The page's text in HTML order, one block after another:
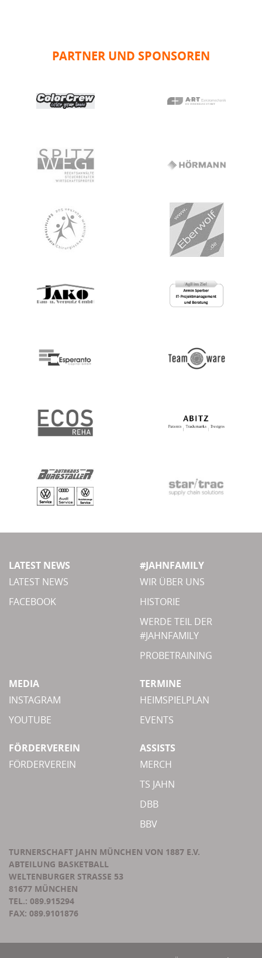
PARTNER UND SPONSOREN
LATEST NEWS
LATEST NEWS
FACEBOOK
#JAHNFAMILY
WIR ÜBER UNS
HISTORIE
WERDE TEIL DER
#JAHNFAMILY
PROBETRAINING
MEDIA
INSTAGRAM
YOUTUBE
TERMINE
HEIMSPIELPLAN
EVENTS
FÖRDERVEREIN
FÖRDERVEREIN
ASSISTS
MERCH
TS JAHN
DBB
BBV
TURNERSCHAFT JAHN MÜNCHEN VON 1887 E.V.
ABTEILUNG BASKETBALL
WELTENBURGER STRASSE 53
81677 MÜNCHEN
TEL.: 089.915294
FAX: 089.9101876